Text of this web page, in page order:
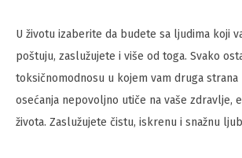
U životu izaberite da budete sa ljudima koji
poštuju, zaslužujete i više od toga. Svako
toksičnomodnosu u kojem vam druga strana
osećanja nepovoljno utiče na vaše zdravlje,
života. Zaslužujete čistu, iskrenu i snažnu